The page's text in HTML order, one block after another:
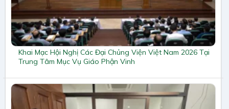
Khai Mạc Hội Nghị Các Đại Chủng Viện Việt Nam 2026 Tại
Trung Tâm Mục Vụ Giáo Phận Vinh